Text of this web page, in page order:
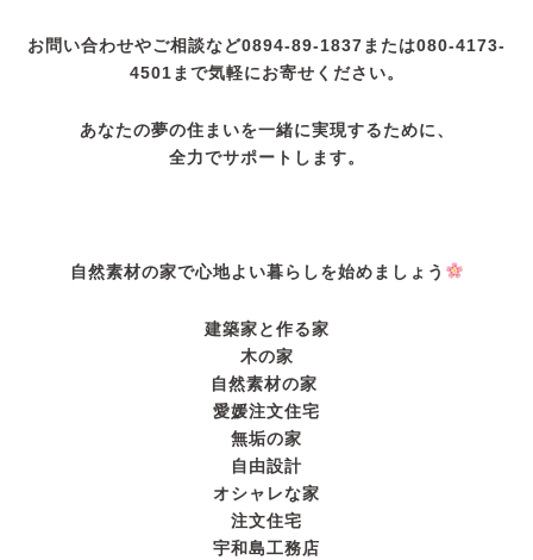
お問い合わせやご相談など0894-89-1837または080-4173-
4501まで気軽にお寄せください。
あなたの夢の住まいを一緒に実現するために、
全力でサポートします。
自然素材の家で心地よい暮らしを始めましょう
建築家と作る家
木の家
自然素材の家
愛媛注文住宅
無垢の家
自由設計
オシャレな家
注文住宅
宇和島工務店